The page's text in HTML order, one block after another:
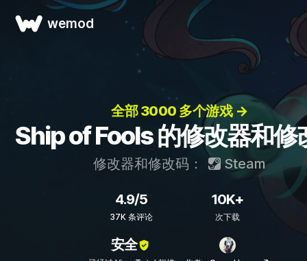
wemod
全部 3000 多个游戏 →
Ship of Fools 的修改器和修
修改器和修改码： Steam
4.9/5
37K 条评论
10K+
次下载
安全